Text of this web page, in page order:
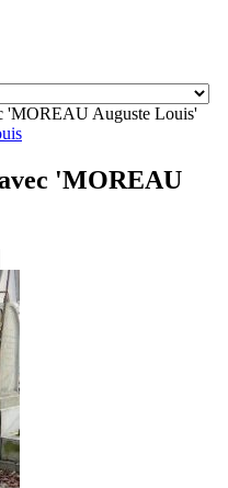
'MOREAU Auguste Louis'
'MOREAU